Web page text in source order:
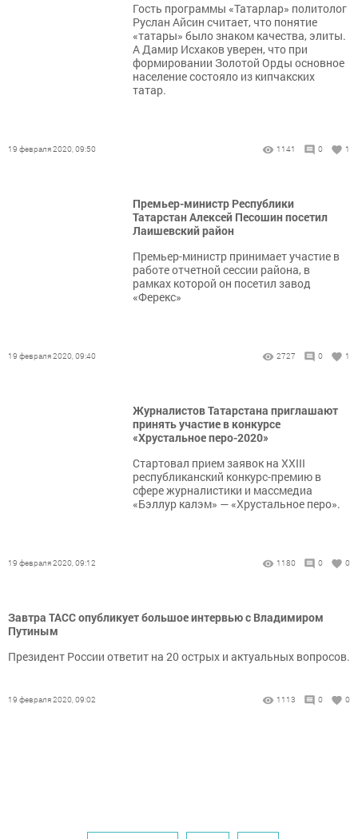
Гость программы «Татарлар» политолог
Руслан Айсин считает, что понятие
«татары» было знаком качества, элиты.
А Дамир Исхаков уверен, что при
формировании Золотой Орды основное
население состояло из кипчакских
татар.
19 февраля 2020, 09:50 1141 0 1
Премьер-министр Республики
Татарстан Алексей Песошин посетил
Лаишевский район
Премьер-министр принимает участие в
работе отчетной сессии района, в
рамках которой он посетил завод
«Ферекс»
19 февраля 2020, 09:40 2727 0 1
Журналистов Татарстана приглашают
принять участие в конкурсе
«Хрустальное перо-2020»
Стартовал прием заявок на XXIII
республиканский конкурс-премию в
сфере журналистики и массмедиа
«Бэллур калэм» — «Хрустальное перо».
19 февраля 2020, 09:12 1180 0 0
Завтра ТАСС опубликует большое интервью с Владимиром
Путиным
Президент России ответит на 20 острых и актуальных вопросов.
19 февраля 2020, 09:02 1113 0 0